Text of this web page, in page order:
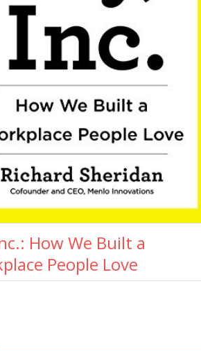
How We Built a
People Love